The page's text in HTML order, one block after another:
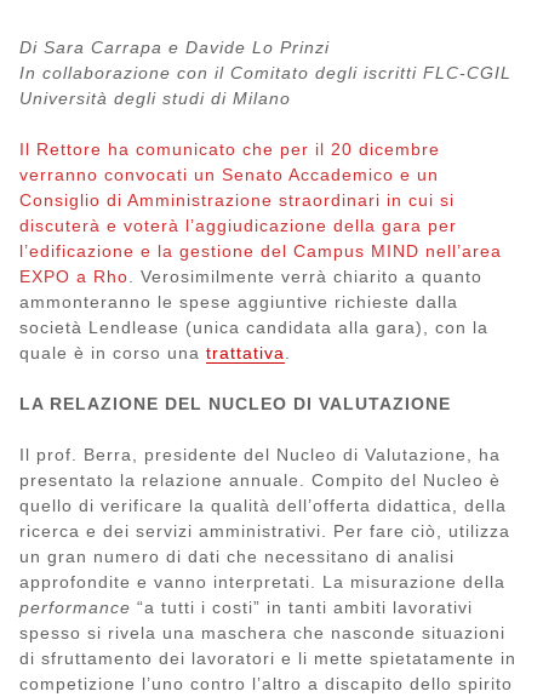
Di Sara Carrapa e Davide Lo Prinzi
In collaborazione con il Comitato degli iscritti FLC-CGIL
Università degli studi di Milano
Il Rettore ha comunicato che per il 20 dicembre
verranno convocati un Senato Accademico e un
Consiglio di Amministrazione straordinari in cui si
discuterà e voterà l’aggiudicazione della gara per
l’edificazione e la gestione del Campus MIND nell’area
EXPO a Rho . Verosimilmente verrà chiarito a quanto
ammonteranno le spese aggiuntive richieste dalla
società Lendlease (unica candidata alla gara), con la
quale è in corso una trattativa
LA RELAZIONE DEL NUCLEO DI VALUTAZIONE
Il prof. Berra, presidente del Nucleo di Valutazione, ha
presentato la relazione annuale. Compito del Nucleo è
quello di verificare la qualità dell’offerta didattica, della
ricerca e dei servizi amministrativi. Per fare ciò, utilizza
un gran numero di dati che necessitano di analisi
approfondite e vanno interpretati. La misurazione della
performance “a tutti i costi” in tanti ambiti lavorativi
spesso si rivela una maschera che nasconde situazioni
di sfruttamento dei lavoratori e li mette spietatamente in
competizione l’uno contro l’altro a discapito dello spirito